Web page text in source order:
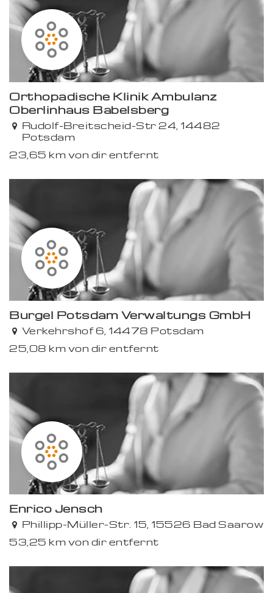
Orthopädische Klinik Ambulanz
Oberlinhaus Babelsberg
Rudolf-Breitscheid-Str 24, 14482
Potsdam
23,65 km von dir entfernt
Bürgel Potsdam Verwaltungs GmbH
Verkehrshof 6, 14478 Potsdam
25,08 km von dir entfernt
Enrico Jensch
Phillipp-Müller-Str. 15, 15526 Bad Saarow
53,25 km von dir entfernt